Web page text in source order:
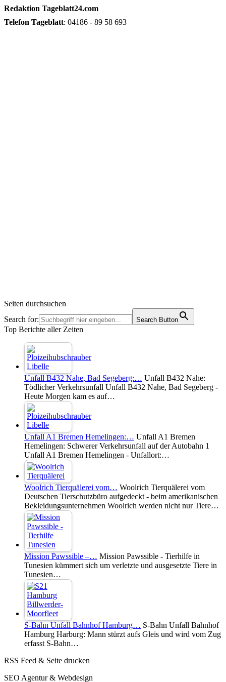
Redaktion Tageblatt24.com
Telefon Tageblatt: 04186 - 89 58 693
Seiten durchsuchen
Search for:
Search Button
Top Berichte aller Zeiten
Unfall B432 Nahe, Bad Segeberg:… Unfall B432 Nahe:
Tödlicher Verkehrsunfall Unfall B432 Nahe, Bad Segeberg -
Heute Morgen kam es auf…
Unfall A1 Bremen Hemelingen:… Unfall A1 Bremen
Hemelingen: Schwerer Verkehrsunfall auf der Autobahn 1
Unfall A1 Bremen Hemelingen - Unfallort:…
Woolrich Tierquälerei vom… Woolrich Tierquälerei vom
Deutschen Tierschutzbüro aufgedeckt - beim amerikanischen
Bekleidungsunternehmen Woolrich werden nicht nur Tiere…
Mission Pawssible –… Mission Pawssible - Tierhilfe in
Tunesien kümmert sich um verletzte und ausgesetzte Tiere in
Tunesien…
S-Bahn Unfall Bahnhof Hamburg… S-Bahn Unfall Bahnhof
Hamburg Harburg: Mann stürzt aufs Gleis und wird vom Zug
erfasst S-Bahn…
RSS Feed & Seite drucken
SEO Agentur & Webdesign